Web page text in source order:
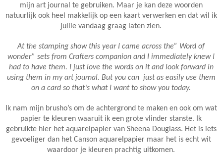
mijn art journal te gebruiken. Maar je kan deze woorden
natuurlijk ook heel makkelijk op een kaart verwerken en dat wil ik
jullie vandaag graag laten zien.
At the stamping show this year I came across the” Word of
wonder” sets from Crafters companion and I immediately knew I
had to have them. I just love the words on it and look forward in
using them in my art journal. But you can just as easily use them
on a card so that’s what I want to show you today.
Ik nam mijn brusho’s om de achtergrond te maken en ook om wat
papier te kleuren waaruit ik een grote vlinder stanste. Ik
gebruikte hier het aquarelpapier van Sheena Douglass. Het is iets
gevoeliger dan het Canson aquarelpapier maar het is echt wit
waardoor je kleuren prachtig uitkomen.